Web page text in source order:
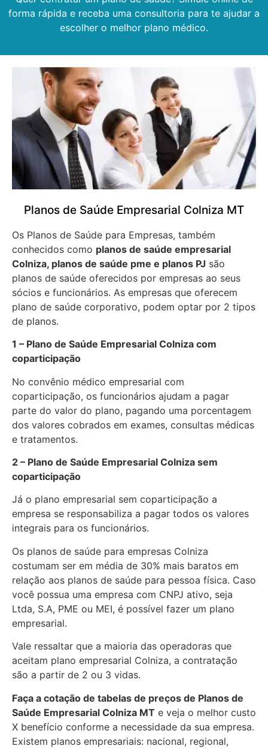
forma rápida e receba uma consultoria para te ajudar a
escolher o melhor plano médico.
Planos de Saúde Empresarial Colniza MT
Os Planos de Saúde para Empresas, também
conhecidos como planos de saúde empresarial
Colniza, planos de saúde pme e planos PJ são
planos de saúde oferecidos por empresas ao seus
sócios e funcionários. As empresas que oferecem
plano de saúde corporativo, podem optar por 2 tipos
de planos.
1 – Plano de Saúde Empresarial Colniza com
coparticipação
No convênio médico empresarial com
coparticipação, os funcionários ajudam a pagar
parte do valor do plano, pagando uma porcentagem
dos valores cobrados em exames, consultas médicas
e tratamentos.
2 – Plano de Saúde Empresarial Colniza sem
coparticipação
Já o plano empresarial sem coparticipação a
empresa se responsabiliza a pagar todos os valores
integrais para os funcionários.
Os planos de saúde para empresas Colniza
costumam ser em média de 30% mais baratos em
relação aos planos de saúde para pessoa física. Caso
você possua uma empresa com CNPJ ativo, seja
Ltda, S.A, PME ou MEI, é possível fazer um plano
empresarial.
Vale ressaltar que a maioria das operadoras que
aceitam plano empresarial Colniza, a contratação
são a partir de 2 ou 3 vidas.
Faça a cotação de tabelas de preços de Planos de
Saúde Empresarial Colniza MT e veja o melhor custo
X benefício conforme a necessidade da sua empresa.
Existem planos empresariais: nacional, regional,